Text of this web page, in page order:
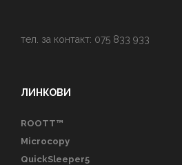
тел. за контакт: 075 833 933
ЛИНКОВИ
ROOTT™
Microcopy
QuickSleeper5